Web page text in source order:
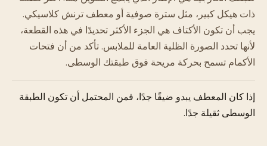
ذات هيكل كبير، مثل سترة صوفية أو معطف ترنش كلاسيكي.
يجب أن تكون الأكتاف هي الجزء الأكثر تحديدًا في هذه القطعة،
لأنها تحدد الصورة الظلية العامة للملابس. تأكد من أن فتحات
الأكمام تسمح بحركة مريحة فوق طبقتك الوسطى.
إذا كان المعطف يبدو ضيقًا جدًا، فمن المحتمل أن تكون الطبقة
الوسطى ثقيلة جدًا.